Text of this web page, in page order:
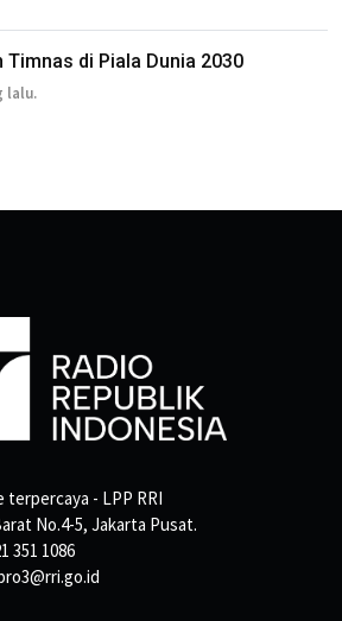
di Piala Dunia 2030
lalu.
terpercaya - LPP RRI
No.4-5, Jakarta Pusat.
351 1086